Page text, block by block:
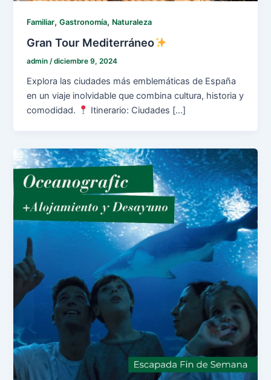
Familiar,Gastronomía, Naturaleza
Gran Tour Mediterráneo
admin/diciembre 9, 2024
Explora las ciudades más emblemáticas de España
en un viaje inolvidable que combina cultura, historia y
comodidad.
Itinerario: Ciudades […]